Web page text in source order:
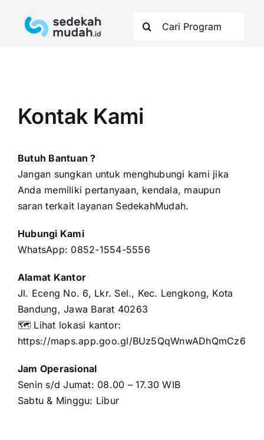
Kontak Kami
Butuh Bantuan ?
Jangan sungkan untuk menghubungi kami jika
Anda memiliki pertanyaan, kendala, maupun
saran terkait layanan SedekahMudah.
Hubungi Kami
WhatsApp: 0852-1554-5556
Alamat Kantor
Jl. Eceng No. 6, Lkr. Sel., Kec. Lengkong, Kota
Bandung, Jawa Barat 40263
🗺️ Lihat lokasi kantor:
https://maps.app.goo.gl/BUz5QqWnwADhQmCz6
Jam Operasional
Senin s/d Jumat: 08.00 – 17.30 WIB
Sabtu & Minggu: Libur